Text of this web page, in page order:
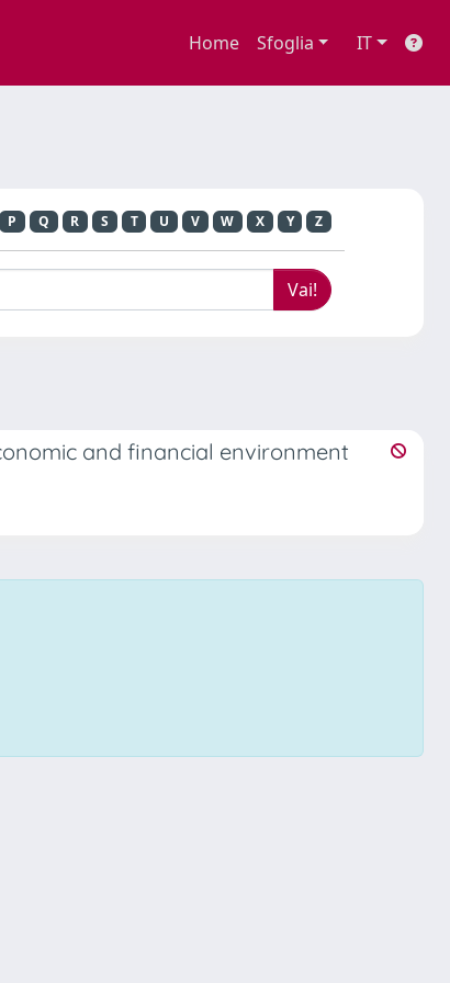
Home Sfoglia IT
P Q R S T U V W X Y Z
and financial environment